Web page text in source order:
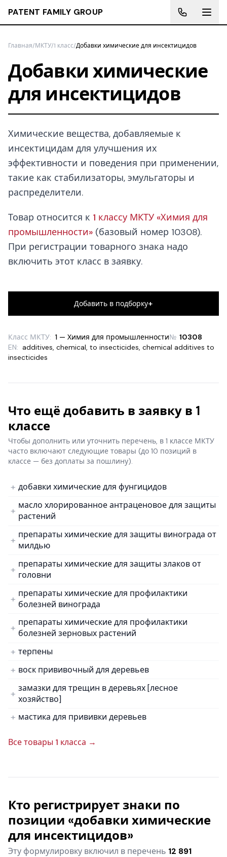
PATENT FAMILY GROUP
Главная/МКТУ/1 класс/Добавки химические для инсектицидов
Добавки химические
для инсектицидов
Химические вещества, добавляемые к
инсектицидам для улучшения их
эффективности и поведения при применении,
такие как стабилизаторы, эмульгаторы и
распределители.
Товар относится к 1 классу МКТУ «Химия для
промышленности» (базовый номер 10308).
При регистрации товарного знака надо
включить этот класс в заявку.
Добавить в подборку+
Класс МКТУ: 1 — Химия для промышленности№ 10308
EN: additives, chemical, to insecticides, chemical additives to
insecticides
Что ещё добавить в заявку в 1
классе
Чтобы дополнить или уточнить перечень, в 1 классе МКТУ
часто включают следующие товары (до 10 позиций в
классе — без доплаты за пошлину).
добавки химические для фунгицидов
масло хлорированное антраценовое для защиты
растений
препараты химические для защиты винограда от
милдью
препараты химические для защиты злаков от
головни
препараты химические для профилактики
болезней винограда
препараты химические для профилактики
болезней зерновых растений
терпены
воск прививочный для деревьев
замазки для трещин в деревьях [лесное
хозяйство]
мастика для прививки деревьев
Все товары 1 класса →
Кто регистрирует знаки по
позиции «добавки химические
для инсектицидов»
Эту формулировку включил в перечень 12 891